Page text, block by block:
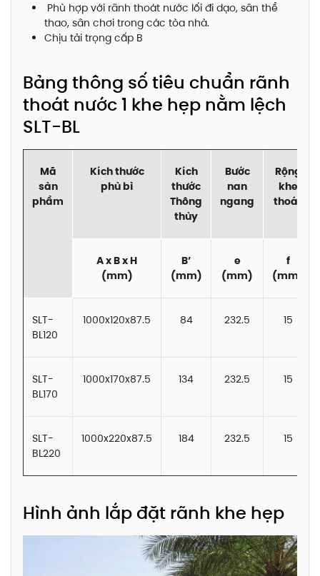
Phù hợp với rãnh thoát nước lối đi dạo, sân thể
thao, sân chơi trong các tòa nhà.
Chịu tải trọng cấp B
Bảng thông số tiêu chuẩn rãnh
thoát nước 1 khe hẹp nằm lệch
SLT-BL
Mã
sản
phẩm
Kích thước
phủ bì
Kích
thước
Thông
thủy
Bước
nan
ngang
Rộng
khe
thoát
A x B x H
(mm)
B’
(mm)
e
(mm)
f
(mm)
SLT-
BL120
1000x120x87.5 84 232.5 15
SLT-
BL170
1000x170x87.5 134 232.5 15
SLT-
BL220
1000x220x87.5 184 232.5 15
Hình ảnh lắp đặt rãnh khe hẹp